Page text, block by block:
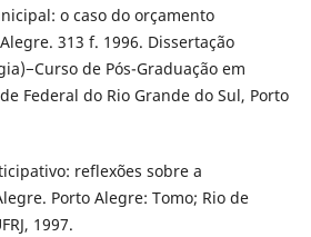
o caso do orçamento
313 f. 1996. Dissertação
de Pós-Graduação em
Federal do Rio Grande do Sul, Porto
reflexões sobre a
Porto Alegre: Tomo; Rio de
1997.